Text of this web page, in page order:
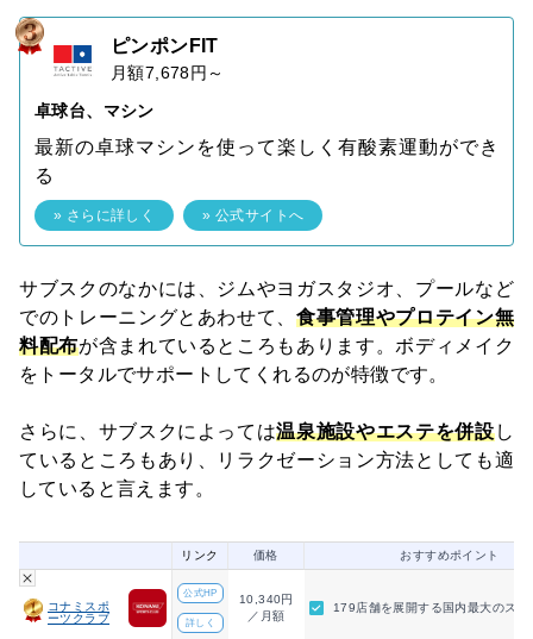
ピンポンFIT
月額7,678円～
卓球台、マシン
最新の卓球マシンを使って楽しく有酸素運動ができ
る
» さらに詳しく » 公式サイトへ
サブスクのなかには、ジムやヨガスタジオ、プールなど
でのトレーニングとあわせて、食事管理やプロテイン無
料配布が含まれているところもあります。ボディメイク
をトータルでサポートしてくれるのが特徴です。
さらに、サブスクによっては温泉施設やエステを併設し
ているところもあり、リラクゼーション方法としても適
していると言えます。
リンク 価格 おすすめポイント
コナミスポ
ーツクラブ
公式HP
詳しく
10,340円
／月額
179店舗を展開する国内最大のスポ